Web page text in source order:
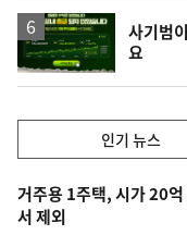
사기범
요
기,
최
인기 뉴스
기
뉴
거주용 1주택, 시가 20
서 제외